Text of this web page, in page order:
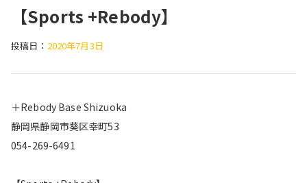
【Sports +Rebody】
投稿日： 2020年7月3日
＋Rebody Base Shizuoka
静岡県静岡市葵区幸町53
054-269-6491